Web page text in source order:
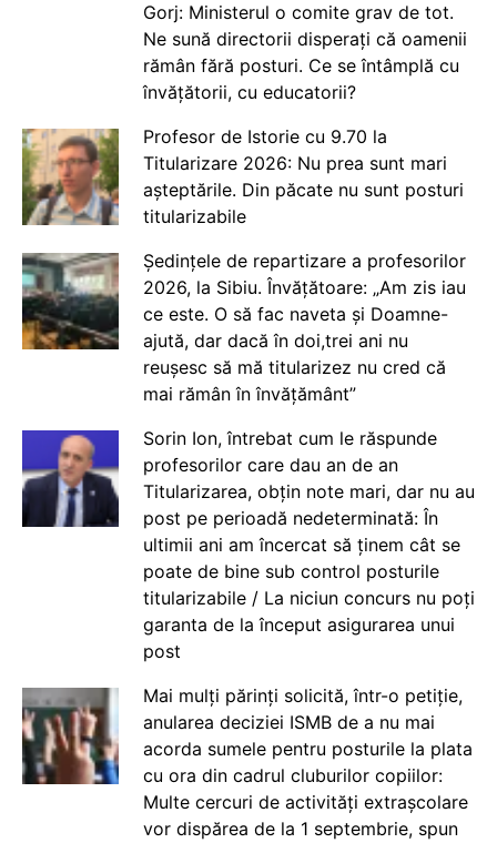
Gorj: Ministerul o comite grav de tot.
Ne sună directorii disperați că oamenii
rămân fără posturi. Ce se întâmplă cu
învățătorii, cu educatorii?
Profesor de Istorie cu 9.70 la
Titularizare 2026: Nu prea sunt mari
așteptările. Din păcate nu sunt posturi
titularizabile
Ședințele de repartizare a profesorilor
2026, la Sibiu. Învățătoare: „Am zis iau
ce este. O să fac naveta și Doamne-
ajută, dar dacă în doi,trei ani nu
reușesc să mă titularizez nu cred că
mai rămân în învățământ”
Sorin Ion, întrebat cum le răspunde
profesorilor care dau an de an
Titularizarea, obțin note mari, dar nu au
post pe perioadă nedeterminată: În
ultimii ani am încercat să ținem cât se
poate de bine sub control posturile
titularizabile / La niciun concurs nu poți
garanta de la început asigurarea unui
post
Mai mulți părinți solicită, într-o petiție,
anularea deciziei ISMB de a nu mai
acorda sumele pentru posturile la plata
cu ora din cadrul cluburilor copiilor:
Multe cercuri de activități extrașcolare
vor dispărea de la 1 septembrie, spun